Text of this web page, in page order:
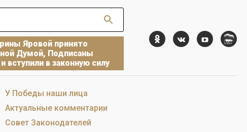
Яровой принято
Думой, Подписаны
в законную силу
У Победы наши лица
Актуальные комментарии
Совет Законодателей